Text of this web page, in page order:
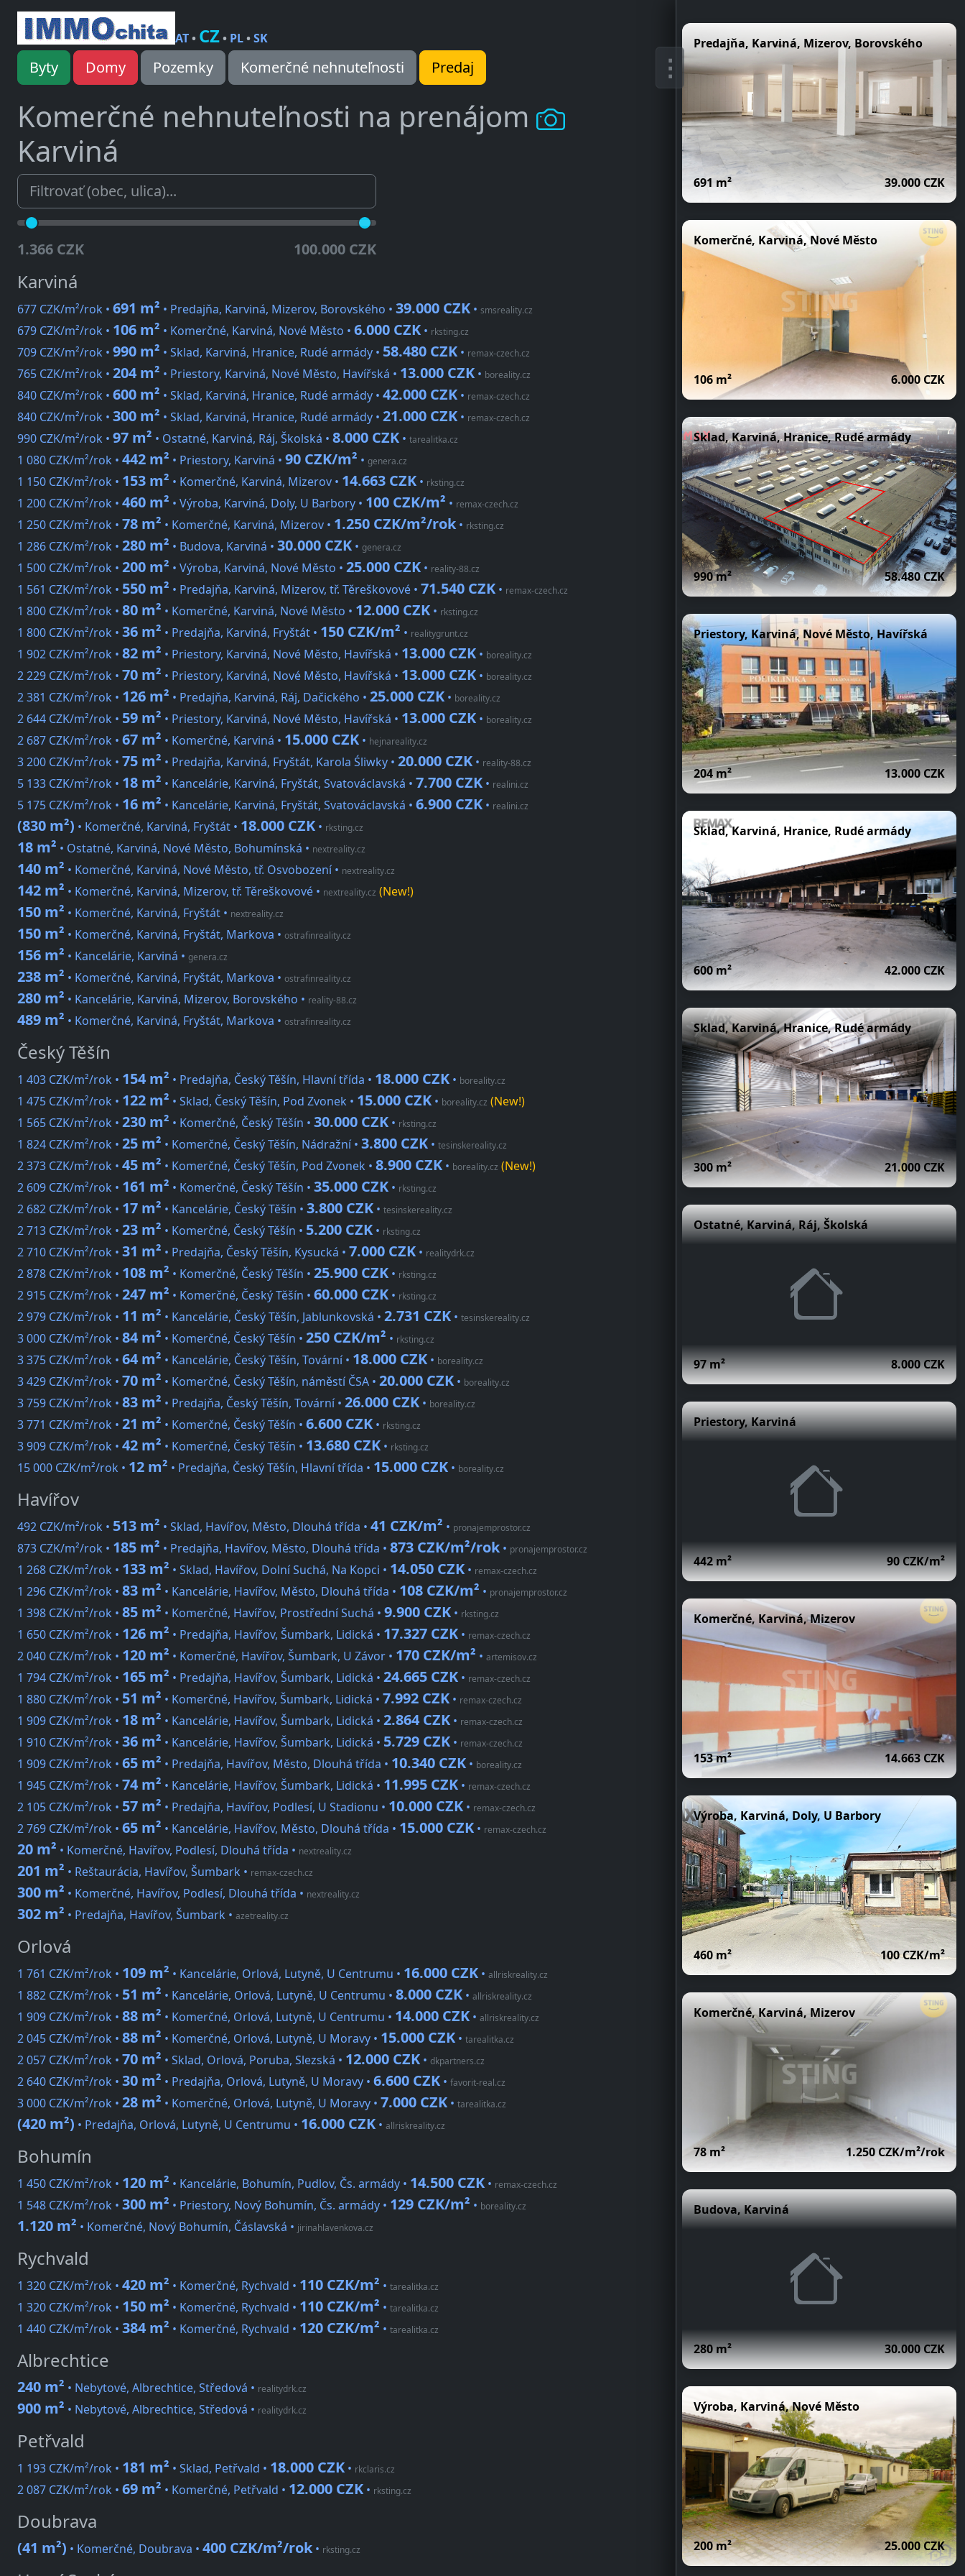
AT• CZ• PL•SK
Byty Domy Pozemky Komerčné nehnuteľnosti Predaj
Komerčné nehnuteľnosti na prenájom
Karviná
1.366 CZK 100.000 CZK
Karviná
677 CZK/m²/rok • 691 m² • Predajňa, Karviná, Mizerov, Borovského • 39.000 CZK • smsreality.cz
679 CZK/m²/rok • 106 m² • Komerčné, Karviná, Nové Město • 6.000 CZK • rksting.cz
709 CZK/m²/rok • 990 m² • Sklad, Karviná, Hranice, Rudé armády • 58.480 CZK • remax-czech.cz
765 CZK/m²/rok • 204 m² • Priestory, Karviná, Nové Město, Havířská • 13.000 CZK • boreality.cz
840 CZK/m²/rok • 600 m² • Sklad, Karviná, Hranice, Rudé armády • 42.000 CZK • remax-czech.cz
840 CZK/m²/rok • 300 m² • Sklad, Karviná, Hranice, Rudé armády • 21.000 CZK • remax-czech.cz
990 CZK/m²/rok • 97 m² • Ostatné, Karviná, Ráj, Školská • 8.000 CZK • tarealitka.cz
1 080 CZK/m²/rok • 442 m² • Priestory, Karviná • 90 CZK/m² • genera.cz
1 150 CZK/m²/rok • 153 m² • Komerčné, Karviná, Mizerov • 14.663 CZK • rksting.cz
1 200 CZK/m²/rok • 460 m² • Výroba, Karviná, Doly, U Barbory • 100 CZK/m² • remax-czech.cz
1 250 CZK/m²/rok • 78 m² • Komerčné, Karviná, Mizerov • 1.250 CZK/m²/rok • rksting.cz
1 286 CZK/m²/rok • 280 m² • Budova, Karviná • 30.000 CZK • genera.cz
1 500 CZK/m²/rok • 200 m² • Výroba, Karviná, Nové Město • 25.000 CZK • reality-88.cz
1 561 CZK/m²/rok • 550 m² • Predajňa, Karviná, Mizerov, tř. Těreškovové • 71.540 CZK • remax-czech.cz
1 800 CZK/m²/rok • 80 m² • Komerčné, Karviná, Nové Město • 12.000 CZK • rksting.cz
1 800 CZK/m²/rok • 36 m² • Predajňa, Karviná, Fryštát • 150 CZK/m² • realitygrunt.cz
1 902 CZK/m²/rok • 82 m² • Priestory, Karviná, Nové Město, Havířská • 13.000 CZK • boreality.cz
2 229 CZK/m²/rok • 70 m² • Priestory, Karviná, Nové Město, Havířská • 13.000 CZK • boreality.cz
2 381 CZK/m²/rok • 126 m² • Predajňa, Karviná, Ráj, Dačického • 25.000 CZK • boreality.cz
2 644 CZK/m²/rok • 59 m² • Priestory, Karviná, Nové Město, Havířská • 13.000 CZK • boreality.cz
2 687 CZK/m²/rok • 67 m² • Komerčné, Karviná • 15.000 CZK • hejnareality.cz
3 200 CZK/m²/rok • 75 m² • Predajňa, Karviná, Fryštát, Karola Śliwky • 20.000 CZK • reality-88.cz
5 133 CZK/m²/rok • 18 m² • Kancelárie, Karviná, Fryštát, Svatováclavská • 7.700 CZK • realini.cz
5 175 CZK/m²/rok • 16 m² • Kancelárie, Karviná, Fryštát, Svatováclavská • 6.900 CZK • realini.cz
(830 m²) • Komerčné, Karviná, Fryštát • 18.000 CZK • rksting.cz
18 m² • Ostatné, Karviná, Nové Město, Bohumínská • nextreality.cz
140 m² • Komerčné, Karviná, Nové Město, tř. Osvobození• nextreality.cz
142 m² • Komerčné, Karviná, Mizerov, tř. Těreškovové • nextreality.cz (New!)
150 m² • Komerčné, Karviná, Fryštát • nextreality.cz
150 m² • Komerčné, Karviná, Fryštát, Markova • ostrafinreality.cz
156 m² • Kancelárie, Karviná • genera.cz
238 m² • Komerčné, Karviná, Fryštát, Markova • ostrafinreality.cz
280 m² • Kancelárie, Karviná, Mizerov, Borovského • reality-88.cz
489 m² • Komerčné, Karviná, Fryštát, Markova • ostrafinreality.cz
Český Těšín
1 403 CZK/m²/rok • 154 m² • Predajňa, Český Těšín, Hlavní třída • 18.000 CZK • boreality.cz
1 475 CZK/m²/rok • 122 m² • Sklad, Český Těšín, Pod Zvonek • 15.000 CZK • boreality.cz (New!)
1 565 CZK/m²/rok • 230 m² • Komerčné, Český Těšín • 30.000 CZK • rksting.cz
1 824 CZK/m²/rok • 25 m² • Komerčné, Český Těšín, Nádražní • 3.800 CZK • tesinskereality.cz
2 373 CZK/m²/rok • 45 m² • Komerčné, Český Těšín, Pod Zvonek • 8.900 CZK • boreality.cz (New!)
2 609 CZK/m²/rok • 161 m² • Komerčné, Český Těšín • 35.000 CZK • rksting.cz
2 682 CZK/m²/rok • 17 m² • Kancelárie, Český Těšín • 3.800 CZK • tesinskereality.cz
2 713 CZK/m²/rok • 23 m² • Komerčné, Český Těšín • 5.200 CZK • rksting.cz
2 710 CZK/m²/rok • 31 m² • Predajňa, Český Těšín, Kysucká • 7.000 CZK • realitydrk.cz
2 878 CZK/m²/rok • 108 m² • Komerčné, Český Těšín • 25.900 CZK • rksting.cz
2 915 CZK/m²/rok • 247 m² • Komerčné, Český Těšín • 60.000 CZK • rksting.cz
2 979 CZK/m²/rok • 11 m² • Kancelárie, Český Těšín, Jablunkovská • 2.731 CZK • tesinskereality.cz
3 000 CZK/m²/rok • 84 m² • Komerčné, Český Těšín • 250 CZK/m² • rksting.cz
3 375 CZK/m²/rok • 64 m² • Kancelárie, Český Těšín, Tovární • 18.000 CZK • boreality.cz
3 429 CZK/m²/rok • 70 m² • Komerčné, Český Těšín, náměstí ČSA • 20.000 CZK • boreality.cz
3 759 CZK/m²/rok • 83 m² • Predajňa, Český Těšín, Tovární • 26.000 CZK • boreality.cz
3 771 CZK/m²/rok • 21 m² • Komerčné, Český Těšín • 6.600 CZK • rksting.cz
3 909 CZK/m²/rok • 42 m² • Komerčné, Český Těšín • 13.680 CZK • rksting.cz
15 000 CZK/m²/rok • 12 m² • Predajňa, Český Těšín, Hlavní třída • 15.000 CZK • boreality.cz
Havířov
492 CZK/m²/rok • 513 m² • Sklad, Havířov, Město, Dlouhá třída • 41 CZK/m² • pronajemprostor.cz
873 CZK/m²/rok • 185 m² • Predajňa, Havířov, Město, Dlouhá třída • 873 CZK/m²/rok • pronajemprostor.cz
1 268 CZK/m²/rok • 133 m² • Sklad, Havířov, Dolní Suchá, Na Kopci • 14.050 CZK • remax-czech.cz
1 296 CZK/m²/rok • 83 m² • Kancelárie, Havířov, Město, Dlouhá třída • 108 CZK/m² • pronajemprostor.cz
1 398 CZK/m²/rok • 85 m² • Komerčné, Havířov, Prostřední Suchá • 9.900 CZK • rksting.cz
1 650 CZK/m²/rok • 126 m² • Predajňa, Havířov, Šumbark, Lidická • 17.327 CZK • remax-czech.cz
2 040 CZK/m²/rok • 120 m² • Komerčné, Havířov, Šumbark, U Závor • 170 CZK/m² • artemisov.cz
1 794 CZK/m²/rok • 165 m² • Predajňa, Havířov, Šumbark, Lidická • 24.665 CZK • remax-czech.cz
1 880 CZK/m²/rok • 51 m² • Komerčné, Havířov, Šumbark, Lidická • 7.992 CZK • remax-czech.cz
1 909 CZK/m²/rok • 18 m² • Kancelárie, Havířov, Šumbark, Lidická • 2.864 CZK • remax-czech.cz
1 910 CZK/m²/rok • 36 m² • Kancelárie, Havířov, Šumbark, Lidická • 5.729 CZK • remax-czech.cz
1 909 CZK/m²/rok • 65 m² • Predajňa, Havířov, Město, Dlouhá třída • 10.340 CZK • boreality.cz
1 945 CZK/m²/rok • 74 m² • Kancelárie, Havířov, Šumbark, Lidická • 11.995 CZK • remax-czech.cz
2 105 CZK/m²/rok • 57 m² • Predajňa, Havířov, Podlesí, U Stadionu • 10.000 CZK • remax-czech.cz
2 769 CZK/m²/rok • 65 m² • Kancelárie, Havířov, Město, Dlouhá třída • 15.000 CZK • remax-czech.cz
20 m² • Komerčné, Havířov, Podlesí, Dlouhá třída • nextreality.cz
201 m² • Reštaurácia, Havířov, Šumbark • remax-czech.cz
300 m² • Komerčné, Havířov, Podlesí, Dlouhá třída • nextreality.cz
302 m² • Predajňa, Havířov, Šumbark • azetreality.cz
Orlová
1 761 CZK/m²/rok • 109 m² • Kancelárie, Orlová, Lutyně, U Centrumu • 16.000 CZK • allriskreality.cz
1 882 CZK/m²/rok • 51 m² • Kancelárie, Orlová, Lutyně, U Centrumu • 8.000 CZK • allriskreality.cz
1 909 CZK/m²/rok • 88 m² • Komerčné, Orlová, Lutyně, U Centrumu • 14.000 CZK • allriskreality.cz
2 045 CZK/m²/rok • 88 m² • Komerčné, Orlová, Lutyně, U Moravy • 15.000 CZK • tarealitka.cz
2 057 CZK/m²/rok • 70 m² • Sklad, Orlová, Poruba, Slezská • 12.000 CZK • dkpartners.cz
2 640 CZK/m²/rok • 30 m² • Predajňa, Orlová, Lutyně, U Moravy • 6.600 CZK • favorit-real.cz
3 000 CZK/m²/rok • 28 m² • Komerčné, Orlová, Lutyně, U Moravy • 7.000 CZK • tarealitka.cz
(420 m²) • Predajňa, Orlová, Lutyně, U Centrumu • 16.000 CZK • allriskreality.cz
Bohumín
1 450 CZK/m²/rok • 120 m² • Kancelárie, Bohumín, Pudlov, Čs. armády • 14.500 CZK • remax-czech.cz
1 548 CZK/m²/rok • 300 m² • Priestory, Nový Bohumín, Čs. armády • 129 CZK/m² • boreality.cz
1.120 m² • Komerčné, Nový Bohumín, Čáslavská • jirinahlavenkova.cz
Rychvald
1 320 CZK/m²/rok • 420 m² • Komerčné, Rychvald • 110 CZK/m² • tarealitka.cz
1 320 CZK/m²/rok • 150 m² • Komerčné, Rychvald • 110 CZK/m² • tarealitka.cz
1 440 CZK/m²/rok • 384 m² • Komerčné, Rychvald • 120 CZK/m² • tarealitka.cz
Albrechtice
240 m² • Nebytové, Albrechtice, Středová • realitydrk.cz
900 m² • Nebytové, Albrechtice, Středová • realitydrk.cz
Petřvald
1 193 CZK/m²/rok • 181 m² • Sklad, Petřvald • 18.000 CZK • rkclaris.cz
2 087 CZK/m²/rok • 69 m² • Komerčné, Petřvald • 12.000 CZK • rksting.cz
Doubrava
(41 m²) • Komerčné, Doubrava • 400 CZK/m²/rok • rksting.cz